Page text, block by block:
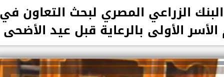
الزراعي المصري لبحث التعاون في
الأولى بالرعاية قبل عيد الأضحى
العلاج الحر بمنفلوط بالتعاون مع هيئة
حدث بمستشفيات جامعة اسيوط....
فريق طبي بقسم الأنف والأذن